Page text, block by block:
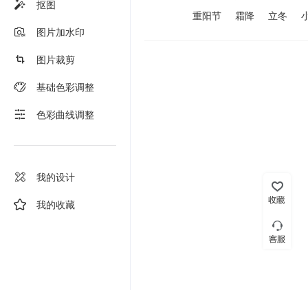
抠图
图片加水印
图片裁剪
基础色彩调整
色彩曲线调整
我的设计
我的收藏
重阳节
霜降 立冬